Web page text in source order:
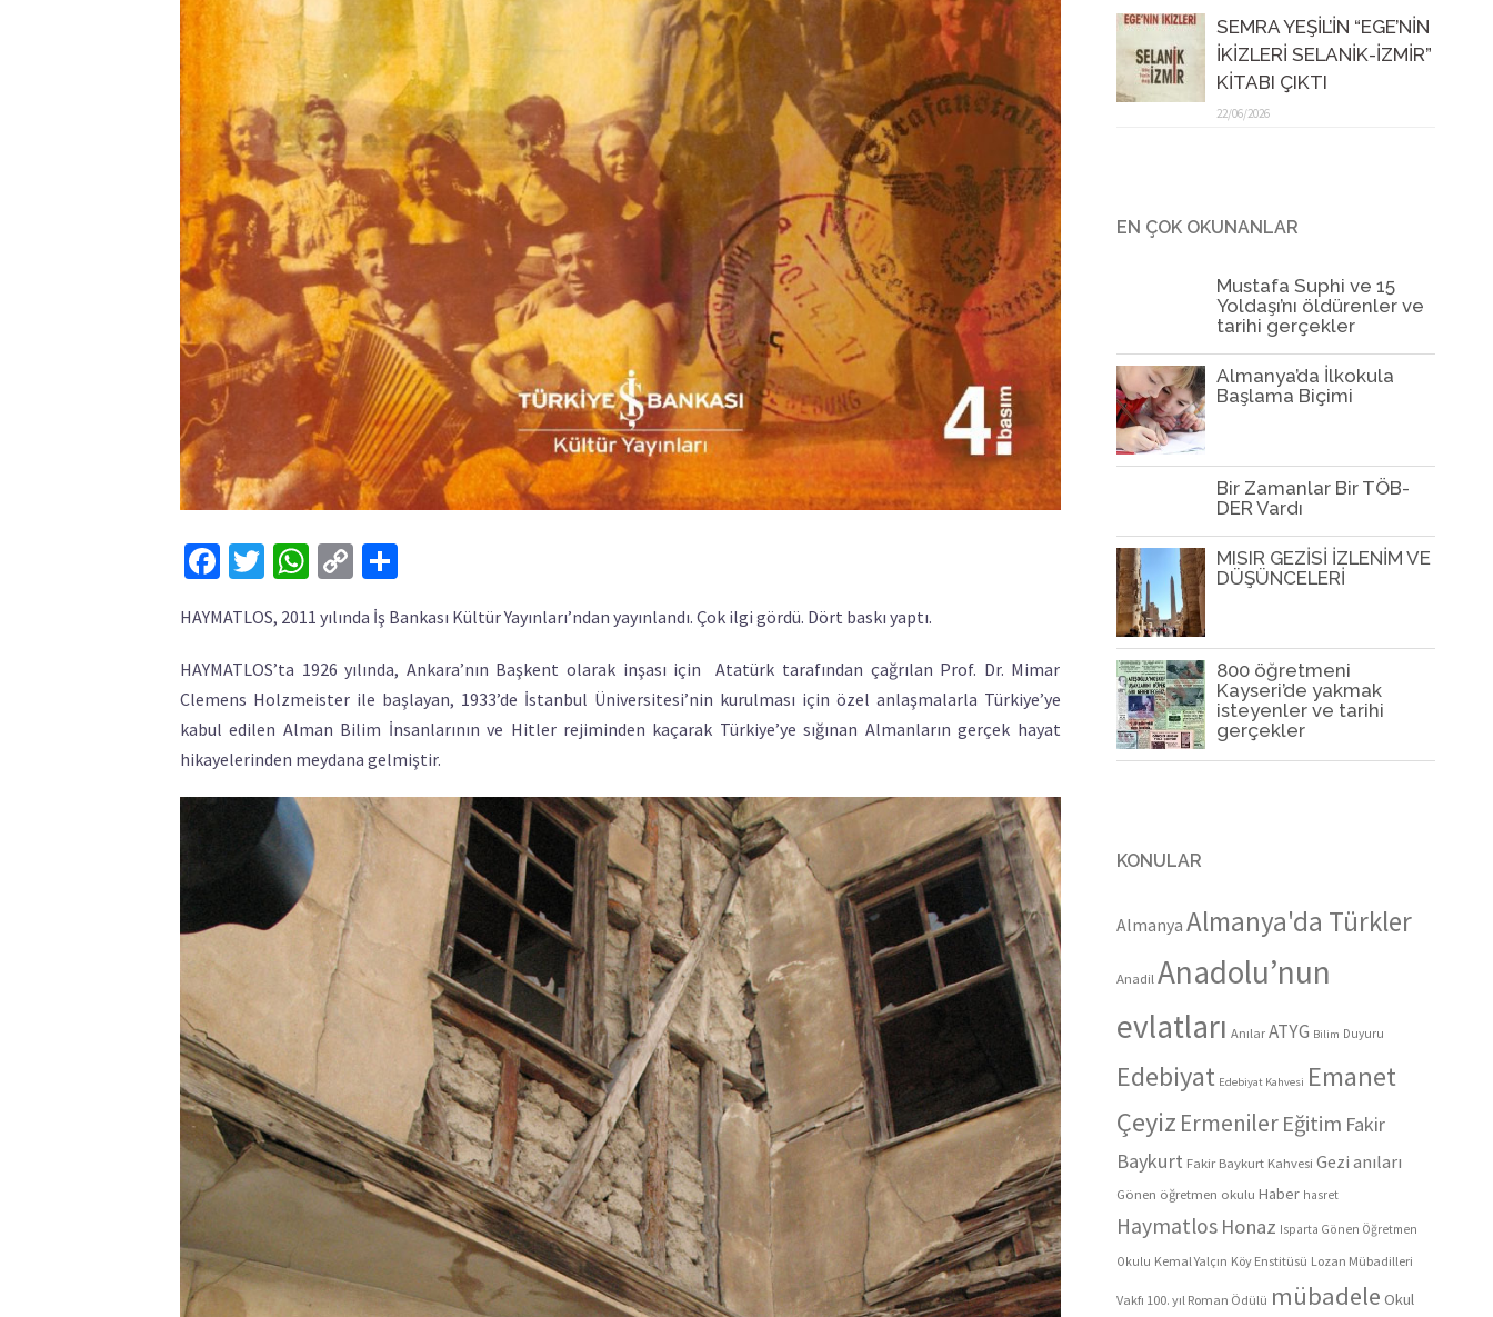
Facebook
Twitter
WhatsApp
Copy
Link
HAYMATLOS, 2011 yılında İş Bankası Kültür Yayınları’ndan yayınlandı. Çok ilgi gördü. Dört baskı yaptı.
HAYMATLOS’ta 1926 yılında, Ankara’nın Başkent olarak inşası için Atatürk tarafından çağrılan Prof. Dr. Mimar
Clemens Holzmeister ile başlayan, 1933’de İstanbul Üniversitesi’nin kurulması için özel anlaşmalarla Türkiye’ye
kabul edilen Alman Bilim İnsanlarının ve Hitler rejiminden kaçarak Türkiye’ye sığınan Almanların gerçek hayat
hikayelerinden meydana gelmiştir.
SEMRA YEŞİL’İN “EGE’NİN
İKİZLERİ SELANİK-İZMİR”
KİTABI ÇIKTI
22/06/2026
EN ÇOK OKUNANLAR
Mustafa Suphi ve 15
Yoldaşı’nı öldürenler ve
tarihi gerçekler
Almanya’da İlkokula
Başlama Biçimi
Bir Zamanlar Bir TÖB-
DER Vardı
MISIR GEZİSİ İZLENİM VE
DÜŞÜNCELERİ
800 öğretmeni
Kayseri’de yakmak
isteyenler ve tarihi
gerçekler
KONULAR
Almanya Almanya'da Türkler
Anadil Anadolu’nun
evlatları Anılar ATYG Bilim Duyuru
Edebiyat Edebiyat Kahvesi Emanet
Çeyiz Ermeniler Eğitim Fakir
Baykurt Fakir Baykurt Kahvesi Gezi anıları
Gönen öğretmen okulu Haber hasret
Haymatlos Honaz Isparta Gönen Öğretmen
Okulu Kemal Yalçın Köy Enstitüsü Lozan Mübadilleri
Vakfı 100. yıl Roman Ödülü mübadele Okul